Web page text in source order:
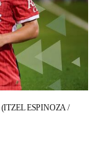
(ITZEL ESPINOZA /